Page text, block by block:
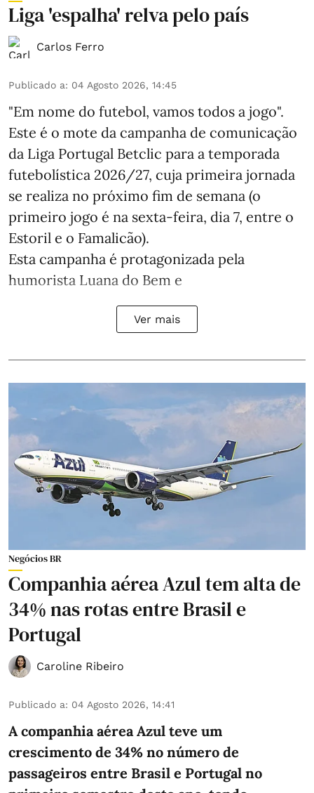
Liga 'espalha' relva pelo país
Carlos Ferro
Publicado a: 04 Agosto 2026, 14:45
"Em nome do futebol, vamos todos a jogo".
Este é o mote da campanha de comunicação
da Liga Portugal Betclic para a temporada
futebolística 2026/27, cuja primeira jornada
se realiza no próximo fim de semana (o
primeiro jogo é na sexta-feira, dia 7, entre o
Estoril e o Famalicão).
Esta campanha é protagonizada pela
humorista Luana do Bem e
Ver mais
Negócios BR
Companhia aérea Azul tem alta de
34% nas rotas entre Brasil e
Portugal
Caroline Ribeiro
Publicado a: 04 Agosto 2026, 14:41
A companhia aérea Azul teve um
crescimento de 34% no número de
passageiros entre Brasil e Portugal no